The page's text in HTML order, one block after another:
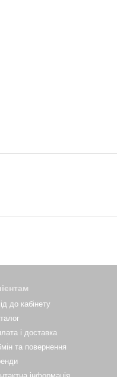
до кабінету
і доставка
та повернення